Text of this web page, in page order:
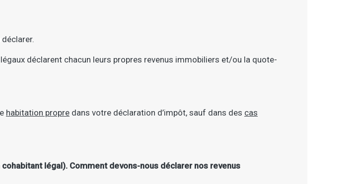
déclarent chacun leurs propres revenus immobiliers et/ou la quote-
habitation propre dans votre déclaration d’impôt, sauf dans des cas
légal). Comment devons-nous déclarer nos revenus